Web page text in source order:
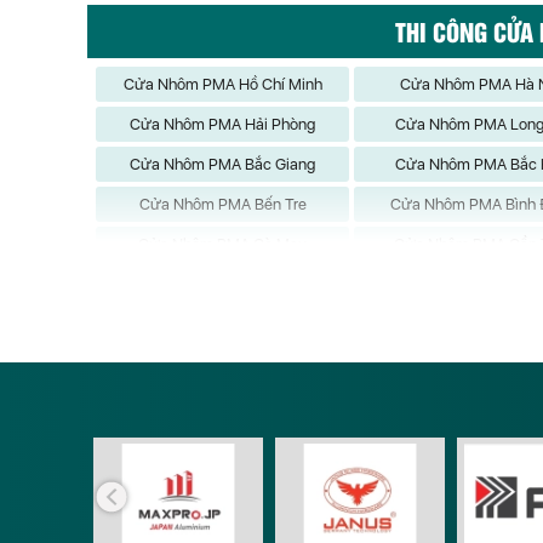
THI CÔNG
Cửa Nhôm PMA Hồ Chí Minh Cửa Nhôm PMA Hà
Cửa Nhôm PMA Hải Phòng Cửa Nhôm PMA
Cửa Nhôm PMA Bắc Giang Cửa Nhôm PMA Bắc
Cửa Nhôm PMA Bến Tre Cửa Nhôm PMA Bình
Cửa Nhôm PMA Hải Dương Cửa Nhôm PMA Hậu
Cửa Nhôm PMA Lâm Đồng Cửa Nhôm PMA Lạng
Cửa Nhôm PMA Nghệ An Cửa Nhôm PMA Ninh
Cửa Nhôm PMA Phú Yên Cửa Nhôm PMA